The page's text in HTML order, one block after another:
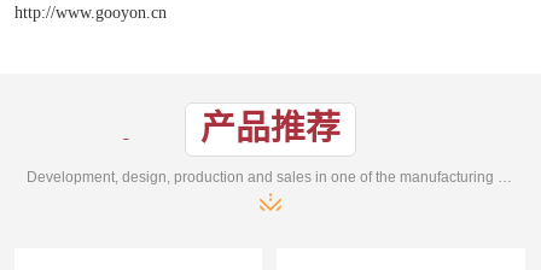
http://www.gooyon.cn
产品推荐